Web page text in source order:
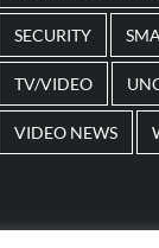
SECURITY
TV/VIDEO
VIDEO NEWS